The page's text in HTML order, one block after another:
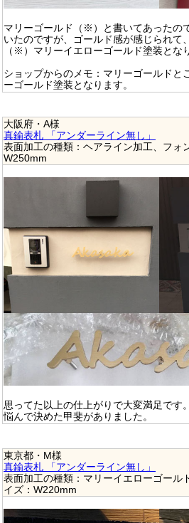
マリーゴールド（※）と書いてあったの
いたのですが、ゴールド感が感じられて
（※）マリーイエローゴールド塗装とな
ショップからのメモ：マリーゴールドと
ーゴールド塗装となります。
大阪府・A様
真鍮表札 「アンダーライン無し」
表面加工の種類：ヘアライン加工、フォ
W250mm
思ってた以上の仕上がりで大変満足です。
悩んで決めた甲斐がありました。
東京都・M様
真鍮表札 「アンダーライン無し」
表面加工の種類：マリーイエローゴール
イズ：W220mm